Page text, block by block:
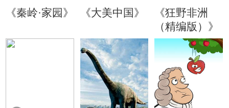
《秦岭·家园》 《大美中国》
《狂野非洲
（精编版）》